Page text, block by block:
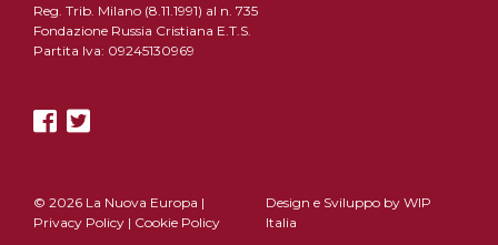
Reg. Trib. Milano (8.11.1991) al n. 735
Fondazione Russia Cristiana E.T.S.
Partita Iva: 09245130969
© 2026 La Nuova Europa |
Privacy Policy | Cookie Policy
Design e Sviluppo by WIP
Italia